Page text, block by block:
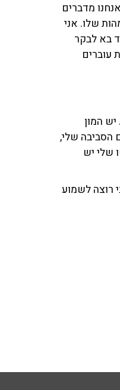
מדברים
שלו. אני
בא לבקר
עוברים
המון
הסביבה שלי,
שלי יש
רוצה לשמוע